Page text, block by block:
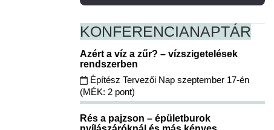
KONFERENCIANAPTÁR
Azért a víz a zűr? – vízszigetelések
rendszerben
Építész Tervezői Nap szeptember 17-én
(MÉK: 2 pont)
Rés a pajzson – épületburok